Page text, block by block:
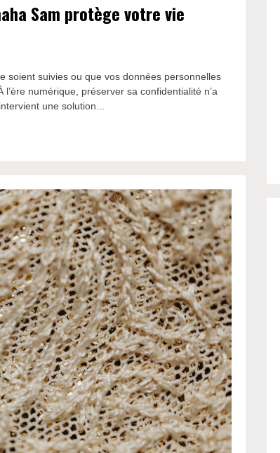
Sam protège votre vie
soient suivies ou que vos données personnelles
numérique, préserver sa confidentialité n’a
une solution...